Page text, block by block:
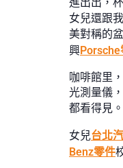
女兒還跟
美對稱的
興Porsche
咖啡館里
光測量儀
都看得見
女兒台北
Benz零件